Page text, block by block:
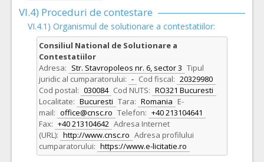
VI.4) Proceduri de contestare
VI.4.1) Organismul de solutionare a contestatiilor:
Consiliul National de Solutionare a
Contestatiilor
Adresa: Str. Stavropoleos nr. 6, sector 3 Tipul
juridic al cumparatorului: - Cod fiscal: 20329980
Cod postal: 030084 Cod NUTS: RO321 Bucuresti
Localitate: Bucuresti Tara: Romania E-
mail: office@cnsc.ro Telefon: +40 213104641
Fax: +40 213104642 Adresa Internet
(URL): http://www.cnsc.ro Adresa profilului
cumparatorului: https://www.e-licitatie.ro